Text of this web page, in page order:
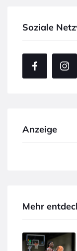
Soziale
Anzeige
Mehr